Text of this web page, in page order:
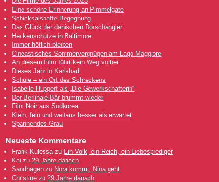
Eine schöne Erinnerung an Pimmelgate
Schicksalshafte Begegnung
Das Glück der dänischen Dorschangler
Heckenschütze in Baltimore
Immer höflich bleiben
Cineastisches Sommervergnügen am Lago Maggiore
An diesem Film führt kein Weg vorbei
Dieses Jahr in Karlsbad
Schule – ein Ort des Schreckens
Isabelle Huppert als „Die Gewerkschafterin“
Der Berlinale-Bär brummt wieder
Film Noir aus Südkorea
Klein, fein und weitaus besser als erwartet
Spannendes Grau
Neueste Kommentare
Frank Kulessa zu Ein Volk, ein Reich, ein Liebesprediger
Kai zu 29 Jahre danach
Sandhagen zu Nora kommt, Nina geht
Christine zu 29 Jahre danach